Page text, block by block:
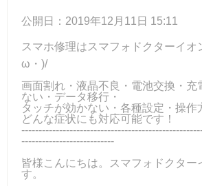
公開日：2019年12月11日 15:11
スマホ修理はスマフォドクターイオ
ω・)/
画面割れ・液晶不良・電池交換・充
ない・データ移行・
タッチが効かない・各種設定・操作
どんな症状にも対応可能です！
---------------------------
皆様こんにちは。スマフォドクター
す。